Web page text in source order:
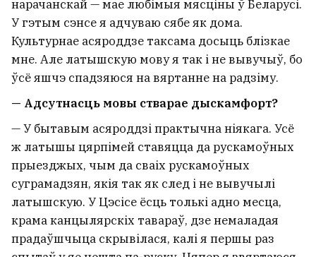
нарачанскай — мае любімыя мясціны ў Беларусі.
У гэтым сэнсе я адчуваю сябе як дома.
Культурнае асяроддзе таксама досыць блізкае
мне. Але латышскую мову я так і не вывучыў, бо
ўсё яшчэ спадзяюся на вяртанне на радзіму.
— Адсутнасць мовы стварае дыскамфорт?
— У бытавым асяроддзі практычна ніякага. Усё
ж латышы цярпімей ставяцца да рускамоўных
прыезджых, чым да сваіх рускамоўных
суграмадзян, якія так як след і не вывучылі
латышскую. У Цэсісе ёсць толькі адно месца,
крама канцылярскіх тавараў, дзе немаладая
прадаўшчыца скрывілася, калі я першы раз